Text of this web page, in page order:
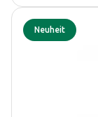
Neuheit